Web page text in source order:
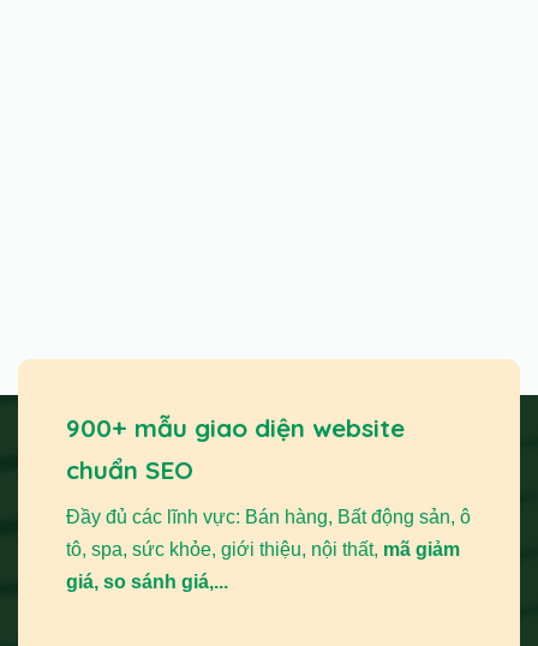
900+ mẫu giao diện website
chuẩn SEO
Đầy đủ các lĩnh vực: Bán hàng, Bất động sản, ô
tô, spa, sức khỏe, giới thiệu, nội thất, mã giảm
giá, so sánh giá,...